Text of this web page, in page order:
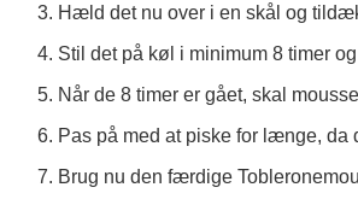
Hæld det nu over i en skål og
Stil det på køl i minimum 8 timer
Når de 8 timer er gået, skal
Pas på med at piske for længe, da
Brug nu den færdige